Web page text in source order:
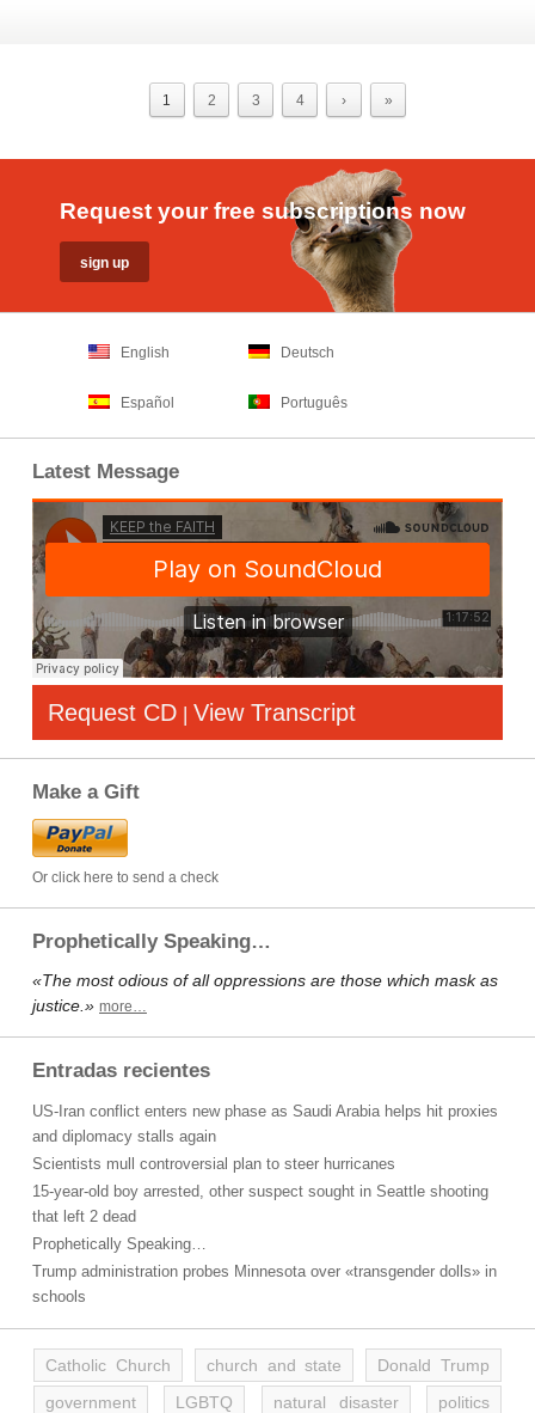
1 2 3 4 › »
Request your free subscriptions now
English Deutsch
Español Português
Latest Message
Request CD | View Transcript
Make a Gift
Or click here to send a check
Prophetically Speaking…
«The most odious of all oppressions are those which mask as
justice.» more…
Entradas recientes
US-Iran conflict enters new phase as Saudi Arabia helps hit proxies
and diplomacy stalls again
Scientists mull controversial plan to steer hurricanes
15-year-old boy arrested, other suspect sought in Seattle shooting
that left 2 dead
Prophetically Speaking…
Trump administration probes Minnesota over «transgender dolls» in
schools
Catholic Church church and state
Donald Trump
government
LGBTQ natural disaster
politics